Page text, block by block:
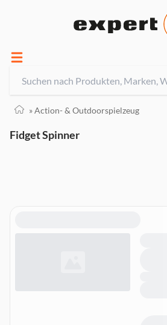
»Action- & Outdoorspielzeug
Fidget Spinner